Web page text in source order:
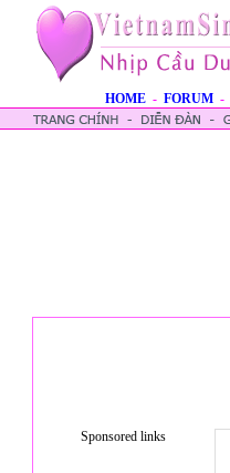
HOME - FORUM -
Sponsored links